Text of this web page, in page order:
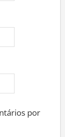
por